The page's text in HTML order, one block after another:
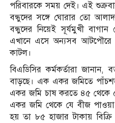
পরিবারকে সময় দেই। এই
বন্ধুদের সঙ্গে ঘোরার তো
বন্ধুদের নিয়েই সূর্যমুখী
এখানে এসে অন্যসব আটপৌরে
কাটল।
বিএডিসির কর্মকর্তারা জানান,
বাড়ছে। এক একর জমিতে
একর জমি চাষ করতে ৪৫ থেকে
একর জমি থেকে যে বীজ
হয় তা ৮৫ হাজার টাকায়